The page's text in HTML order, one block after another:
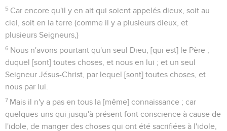
5 Car encore qu'il y en ait qui soient appelés dieux, soit au
ciel, soit en la terre (comme il y a plusieurs dieux, et
plusieurs Seigneurs,)
6 Nous n'avons pourtant qu'un seul Dieu, [qui est] le Père ;
duquel [sont] toutes choses, et nous en lui ; et un seul
Seigneur Jésus-Christ, par lequel [sont] toutes choses, et
nous par lui.
7 Mais il n'y a pas en tous la [même] connaissance ; car
quelques-uns qui jusqu'à présent font conscience à cause de
l'idole, de manger des choses qui ont été sacrifiées à l'idole,